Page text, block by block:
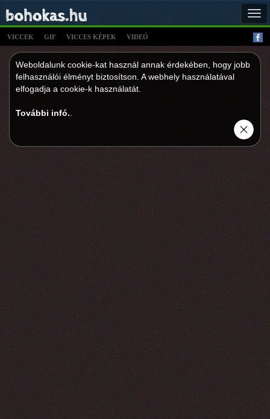
VICCEK GIF VICCES KÉPEK VIDEÓ
Weboldalunk cookie-kat használ annak érdekében, hogy jobb
felhasználói élményt biztosítson. A webhely használatával
elfogadja a cookie-k használatát.
További infó.